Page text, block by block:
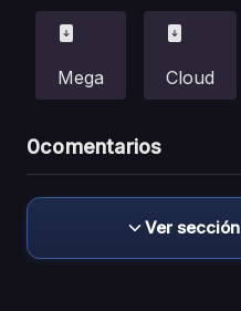
Mega Cloud
0comentarios
Ver